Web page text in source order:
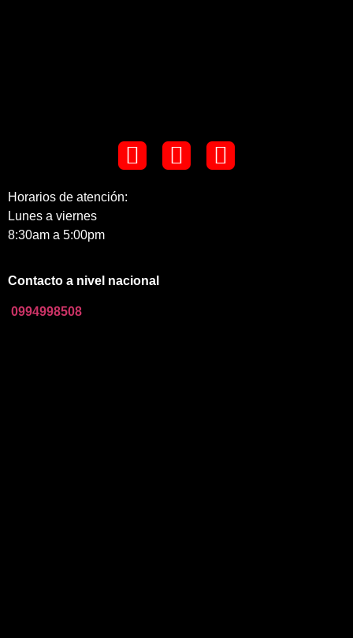
Horarios de atención:
Lunes a viernes
8:30am a 5:00pm
Contacto a nivel nacional
0994998508